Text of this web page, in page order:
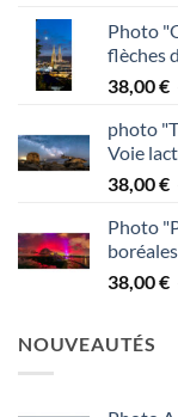
Photo
flèches
38,00€
photo
Voie
38,00€
Photo
38,00€
NOUVEAUTÉS